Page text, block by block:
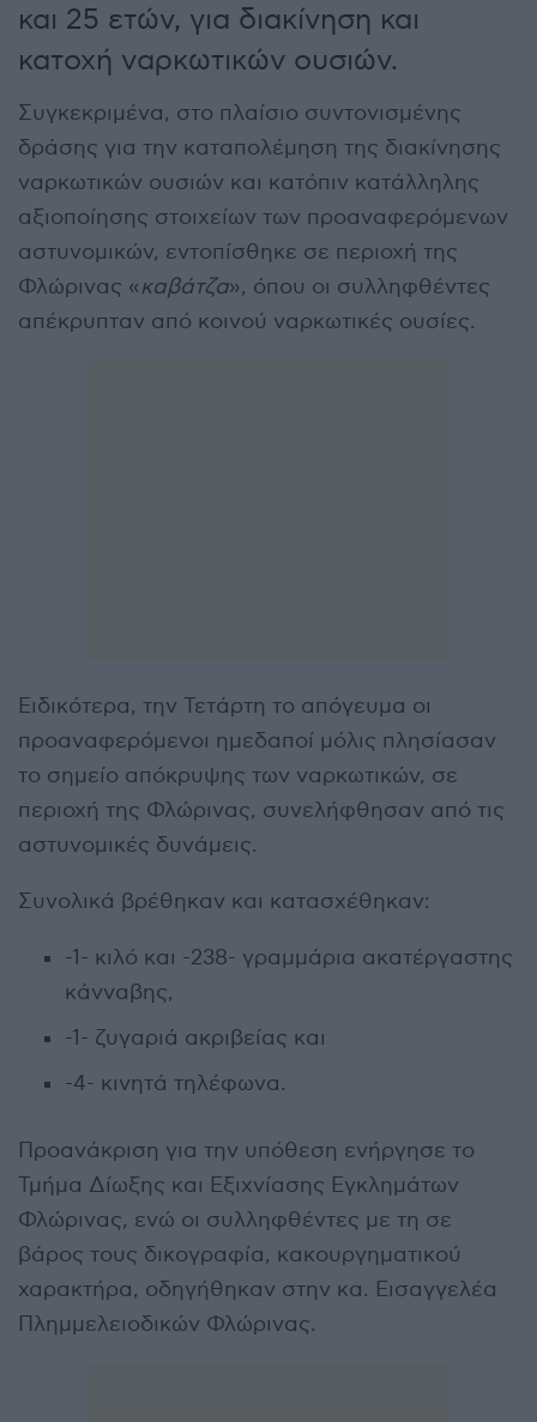
και 25 ετών, για διακίνηση και
κατοχή ναρκωτικών ουσιών.
Συγκεκριμένα, στο πλαίσιο συντονισμένης
δράσης για την καταπολέμηση της διακίνησης
ναρκωτικών ουσιών και κατόπιν κατάλληλης
αξιοποίησης στοιχείων των προαναφερόμενων
αστυνομικών, εντοπίσθηκε σε περιοχή της
Φλώρινας «καβάτζα», όπου οι συλληφθέντες
απέκρυπταν από κοινού ναρκωτικές ουσίες.
Ειδικότερα, την Τετάρτη το απόγευμα οι
προαναφερόμενοι ημεδαποί μόλις πλησίασαν
το σημείο απόκρυψης των ναρκωτικών, σε
περιοχή της Φλώρινας, συνελήφθησαν από τις
αστυνομικές δυνάμεις.
Συνολικά βρέθηκαν και κατασχέθηκαν:
-1- κιλό και -238- γραμμάρια ακατέργαστης
κάνναβης,
-1- ζυγαριά ακριβείας και
-4- κινητά τηλέφωνα.
Προανάκριση για την υπόθεση ενήργησε το
Τμήμα Δίωξης και Εξιχνίασης Εγκλημάτων
Φλώρινας, ενώ οι συλληφθέντες με τη σε
βάρος τους δικογραφία, κακουργηματικού
χαρακτήρα, οδηγήθηκαν στην κα. Εισαγγελέα
Πλημμελειοδικών Φλώρινας.